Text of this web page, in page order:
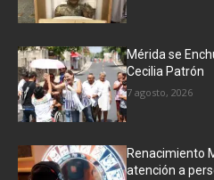
Mérida se
Cecilia Patrón
7 agosto, 2026
Renacimiento
atención a